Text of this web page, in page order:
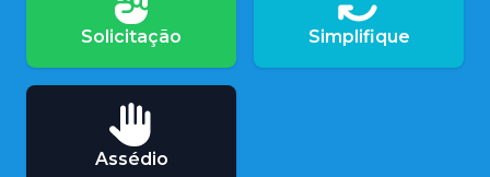
Solicitação Simplifique
Assédio